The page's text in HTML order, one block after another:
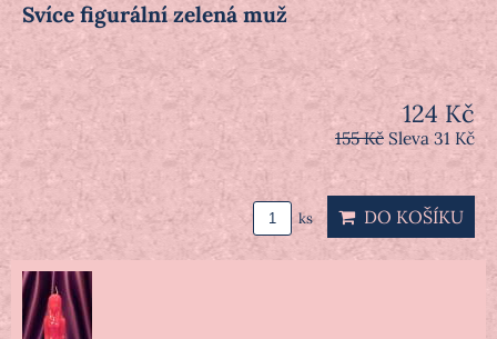
Svíce figurální zelená muž
124 Kč
155 Kč Sleva 31 Kč
ks DO KOŠÍKU